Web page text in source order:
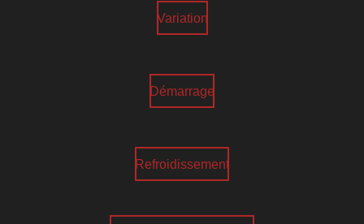
Variation
Démarrage
Refroidissement